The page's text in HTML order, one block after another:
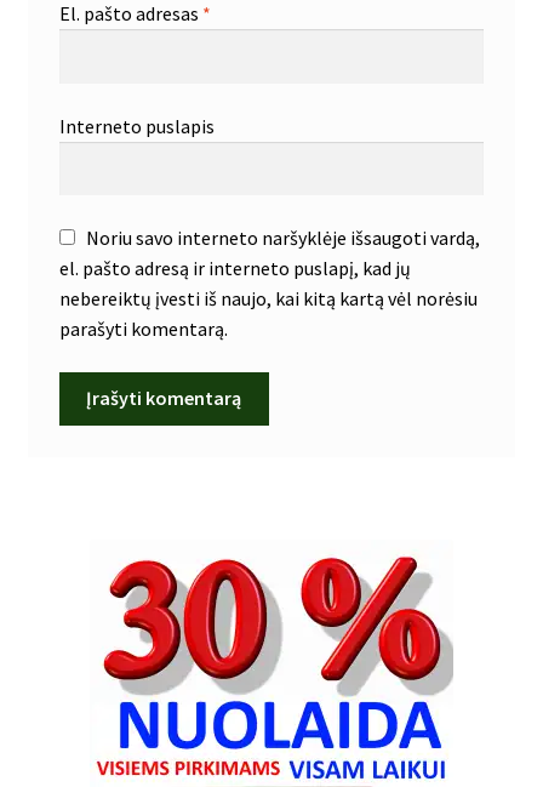
El. pašto adresas *
Interneto puslapis
Noriu savo interneto naršyklėje išsaugoti vardą,
el. pašto adresą ir interneto puslapį, kad jų
nebereiktų įvesti iš naujo, kai kitą kartą vėl norėsiu
parašyti komentarą.